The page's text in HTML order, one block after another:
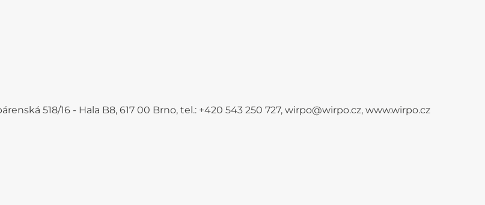
518/16 - Hala B8, 617 00 Brno, tel.: +420 543 250 727, wirpo@wirpo.cz, www.wirpo.cz